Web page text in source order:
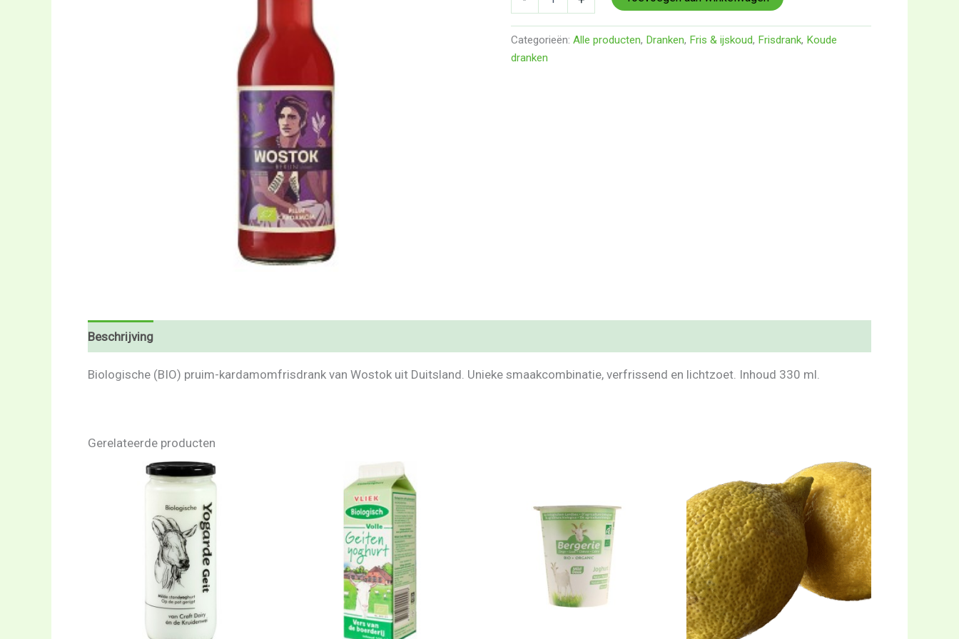
Categorieën: Alle producten, Dranken, Fris & ijskoud, Frisdrank, Koude
dranken
Beschrijving
Biologische (BIO) pruim-kardamomfrisdrank van Wostok uit Duitsland. Unieke smaakcombinatie, verfrissend en lichtzoet. Inhoud 330 ml.
Gerelateerde producten